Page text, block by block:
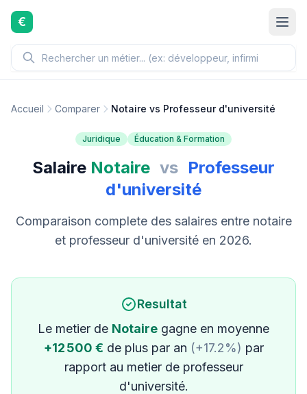
Aller au contenu principal
€
Accueil Comparer Notaire vs Professeur d'université
Juridique Éducation & Formation
Salaire Notaire vs Professeur
d'université
Comparaison complete des salaires entre notaire
et professeur d'université en 2026.
Resultat
Le metier de Notaire gagne en moyenne
+12 500 € de plus par an (+17.2%) par
rapport au metier de professeur
d'université.